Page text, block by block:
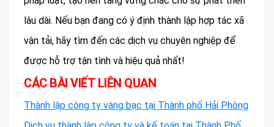
lâu dài. Nếu bạn đang có ý định thành lập hợp tác xã
vận tải, hãy tìm đến các dịch vụ chuyên nghiệp để
được hỗ trợ tận tình và hiệu quả nhất!
CÁC BÀI VIẾT LIÊN QUAN
Thành lập công ty vàng bạc tại Thành phố Hải Phòng